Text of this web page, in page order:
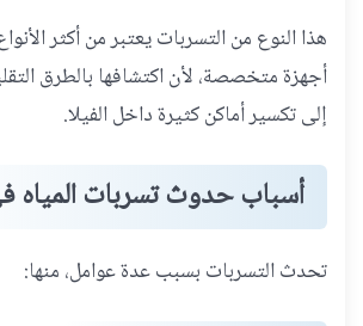
هذا النوع من التسربات يعتبر من أكثر
أجهزة متخصصة، لأن اكتشافها بالطرق
إلى تكسير أماكن كثيرة داخل الفيلا.
أسباب حدوث تسربات المياه
تحدث التسربات بسبب عدة عوامل، منها: